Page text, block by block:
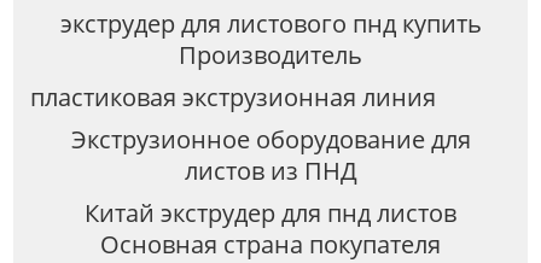
экструдер для листового пнд купить
Производитель
пластиковая экструзионная линия
Экструзионное оборудование для
листов из ПНД
Китай экструдер для пнд листов
Основная страна покупателя